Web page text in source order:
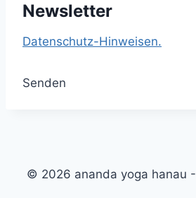
Newsletter
Datenschutz-Hinweisen.
Senden
© 2026 ananda yoga hanau -